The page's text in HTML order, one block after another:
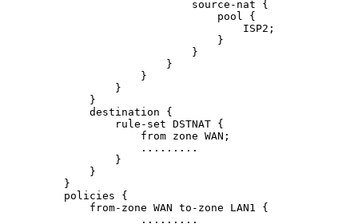
                        source-nat {
                            pool {
                                ISP2;
                            }
                        }
                    }
                }
            }
        }
        destination {
            rule-set DSTNAT {
                from zone WAN;
            }
        }
    }
    policies {
        from-zone WAN to-zone LAN1 {